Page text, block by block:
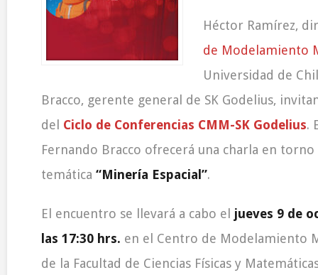
Héctor Ramírez,
de Modelamiento
Universidad de
Bracco, gerente general de SK Godelius,
del Ciclo de Conferencias CMM-SK Godelius.
Fernando Bracco ofrecerá una charla en torno
temática “Minería Espacial”.
El encuentro se llevará a cabo el jueves 9 de
las 17:30 hrs. en el Centro de Modelamiento
de la Facultad de Ciencias Físicas y